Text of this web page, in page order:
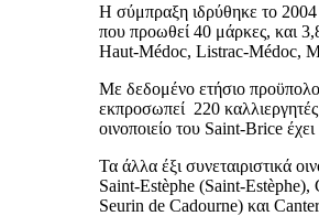
Η σύμπραξη ιδρύθηκε το
που προωθεί 40 μάρκες, και
Haut-Médoc, Listrac-Médoc,
Με δεδομένο ετήσιο
εκπροσωπεί 220
οινοποιείο του Saint-Brice
Τα άλλα έξι συνεταιριστικά
Saint-Estèphe (Saint-
Seurin de Cadourne) και